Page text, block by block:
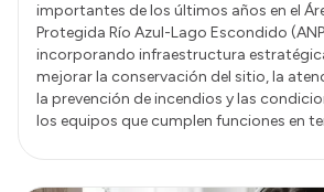
Intranet
Login
importantes de los últimos años en el
Protegida Río Azul-Lago Escondido
incorporando infraestructura
mejorar la conservación del sitio, la
la prevención de incendios y las
los equipos que cumplen funciones en